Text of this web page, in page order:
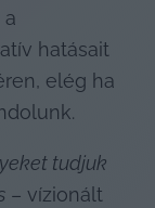
a
hatásait
elég ha
tudjuk
– vízionált